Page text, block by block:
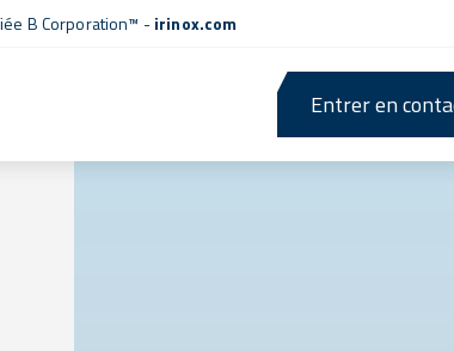
B Corporation™ -irinox.com
Entrer en